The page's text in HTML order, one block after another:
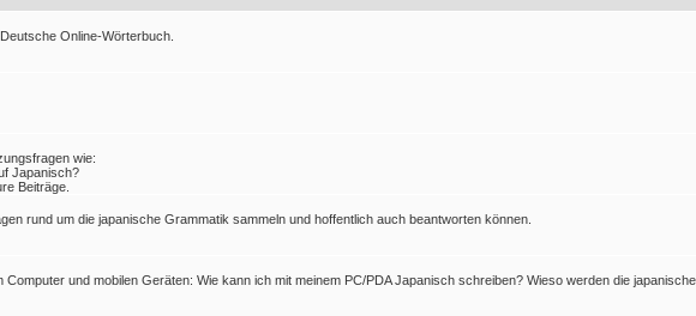
Online-Wörterbuch.
wie:
Japanisch?
Beiträge.
rund um die japanische Grammatik sammeln und hoffentlich auch beantworten können.
und mobilen Geräten: Wie kann ich mit meinem PC/PDA Japanisch schreiben? Wieso werden die